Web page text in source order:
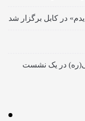
در کابل برگزار شد
در یک نشست